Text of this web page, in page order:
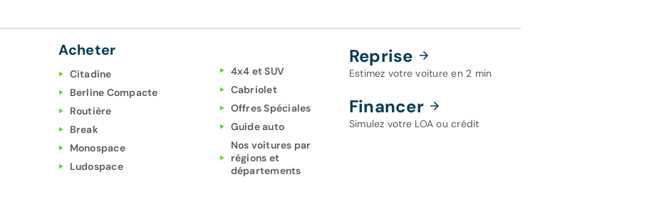
Acheter
Citadine
Berline Compacte
Routière
Break
Monospace
Ludospace
4x4 et SUV
Cabriolet
Offres Spéciales
Guide auto
Nos voitures par
régions et
départements
Reprise
Estimez votre voiture en 2 min
Financer
Simulez votre LOA ou crédit